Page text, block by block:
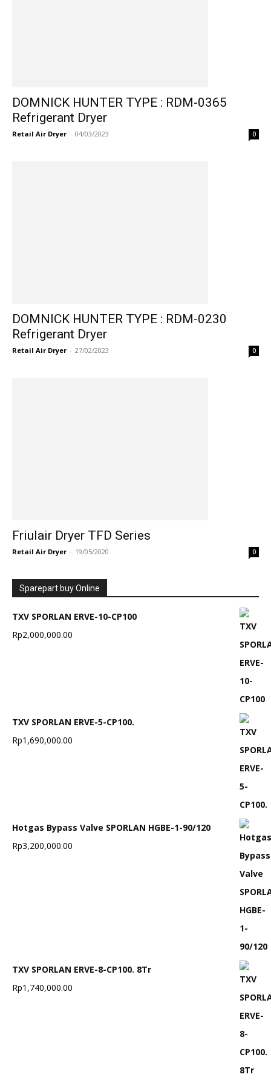
DOMNICK HUNTER TYPE : RDM-0365
Refrigerant Dryer
Retail Air Dryer - 04/03/2023 0
DOMNICK HUNTER TYPE : RDM-0230
Refrigerant Dryer
Retail Air Dryer - 27/02/2023 0
Friulair Dryer TFD Series
Retail Air Dryer - 19/05/2020 0
Sparepart buy Online
TXV SPORLAN ERVE-10-CP100
Rp2,000,000.00
TXV SPORLAN ERVE-5-CP100.
Rp1,690,000.00
Hotgas Bypass Valve SPORLAN HGBE-1-90/120
Rp3,200,000.00
TXV SPORLAN ERVE-8-CP100. 8Tr
Rp1,740,000.00